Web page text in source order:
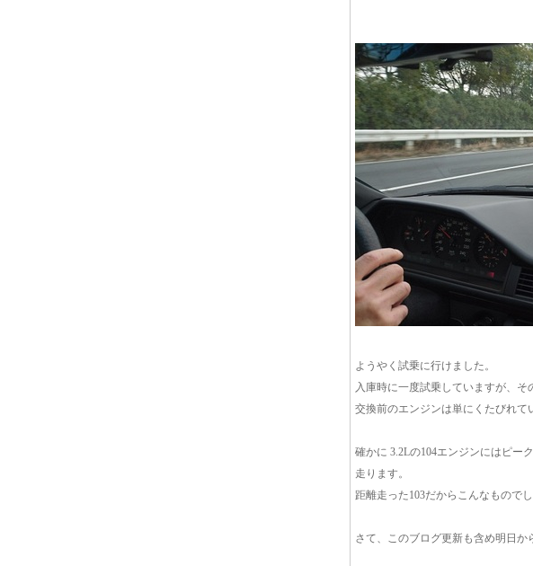
ようやく試乗に行けました。
入庫時に一度試乗していますが、そ
交換前のエンジンは単にくたびれて
確かに 3.2Lの104エンジンにはピー
走ります。
距離走った103だからこんなもので
さて、このブログ更新も含め明日か